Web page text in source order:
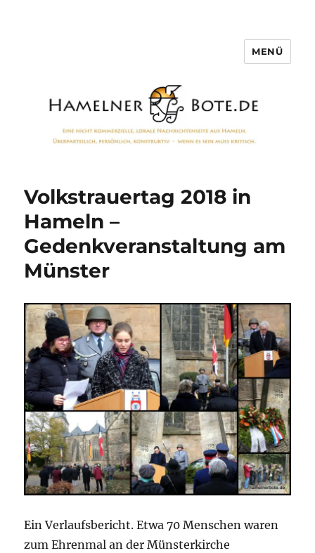
MENÜ
Volkstrauertag 2018 in
Hameln –
Gedenkveranstaltung am
Münster
Ein Verlaufsbericht. Etwa 70 Menschen waren
zum Ehrenmal an der Münsterkirche